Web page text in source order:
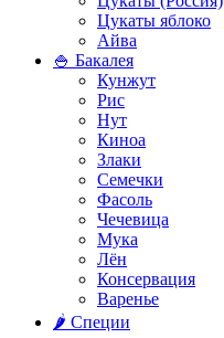
Цукаты яблоко
Айва
🍚 Бакалея
Кунжут
Рис
Нут
Киноа
Злаки
Семечки
Фасоль
Чечевица
Мука
Лён
Консервация
Варенье
🌶️ Специи